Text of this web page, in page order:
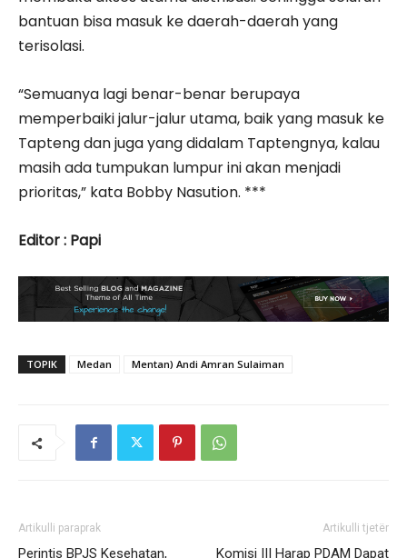
bantuan bisa masuk ke daerah-daerah yang
terisolasi.
“Semuanya lagi benar-benar berupaya
memperbaiki jalur-jalur utama, baik yang masuk ke
Tapteng dan juga yang didalam Taptengnya, kalau
masih ada tumpukan lumpur ini akan menjadi
prioritas,” kata Bobby Nasution. ***
Editor : Papi
TOPIK Medan Mentan) Andi Amran Sulaiman
Artikulli paraprak
Perintis BPJS Kesehatan,
Artikulli tjetër
Komisi III Harap PDAM Dapat